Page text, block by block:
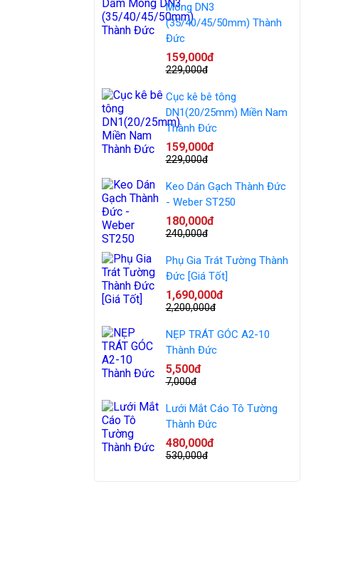
Móng DN3
(35/40/45/50mm) Thành
Đức
159,000đ
229,000đ
Cục kê bê tông
DN1(20/25mm) Miền Nam
Thành Đức
159,000đ
229,000đ
Keo Dán Gạch Thành Đức
- Weber ST250
180,000đ
240,000đ
Phụ Gia Trát Tường Thành
Đức [Giá Tốt]
1,690,000đ
2,200,000đ
NẸP TRÁT GÓC A2-10
Thành Đức
5,500đ
7,000đ
Lưới Mắt Cáo Tô Tường
Thành Đức
480,000đ
530,000đ